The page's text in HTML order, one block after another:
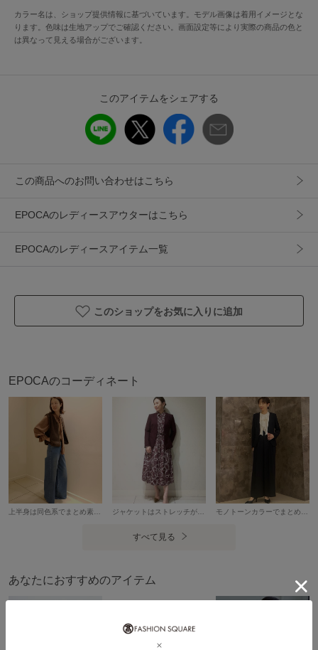
ル風タブがアクセントポイントです。
透け感：なし
おすすめ着用期間：春、秋
※この商品はサンプルでの撮影を行っています。
実際の商品とイメージ、仕様が異なる場合がございます。
アイテム情報
配送料
送料無料
アウター ノーカラージャケット
製造国 詳細は下記よりお問い合わせください
カラー名は、ショップ提供情報に基づいています。モデル画像は着用イメージとな
ります。色味は生地アップでご確認ください。画面設定等により実際の商品の色と
は異なって見える場合がございます。
このアイテムをシェアする
この商品へのお問い合わせはこちら
EPOCAのレディースアウターはこちら
EPOCAのレディースアイテム一覧
このショップをお気に入りに追加
EPOCAのコーディネート
すべて見る
あなたにおすすめのアイテム